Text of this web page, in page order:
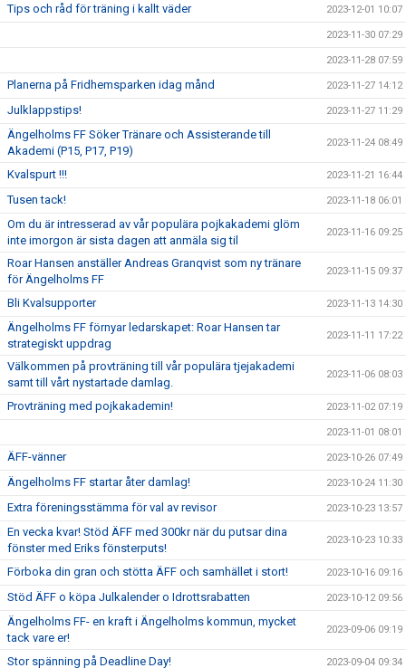
Tips och råd för träning i kallt väder 2023-12-01 10:07
2023-11-30 07:29
2023-11-28 07:59
Planerna på Fridhemsparken idag månd 2023-11-27 14:12
Julklappstips! 2023-11-27 11:29
Ängelholms FF Söker Tränare och Assisterande till
Akademi (P15, P17, P19)
2023-11-24 08:49
Kvalspurt !!! 2023-11-21 16:44
Tusen tack! 2023-11-18 06:01
Om du är intresserad av vår populära pojkakademi glöm
inte imorgon är sista dagen att anmäla sig til
2023-11-16 09:25
Roar Hansen anställer Andreas Granqvist som ny tränare
för Ängelholms FF
2023-11-15 09:37
Bli Kvalsupporter 2023-11-13 14:30
Ängelholms FF förnyar ledarskapet: Roar Hansen tar
strategiskt uppdrag
2023-11-11 17:22
Välkommen på provträning till vår populära tjejakademi
samt till vårt nystartade damlag.
2023-11-06 08:03
Provträning med pojkakademin! 2023-11-02 07:19
2023-11-01 08:01
ÄFF-vänner 2023-10-26 07:49
Ängelholms FF startar åter damlag! 2023-10-24 11:30
Extra föreningsstämma för val av revisor 2023-10-23 13:57
En vecka kvar! Stöd ÄFF med 300kr när du putsar dina
fönster med Eriks fönsterputs!
2023-10-23 10:33
Förboka din gran och stötta ÄFF och samhället i stort! 2023-10-16 09:16
Stöd ÄFF o köpa Julkalender o Idrottsrabatten 2023-10-12 09:56
Ängelholms FF- en kraft i Ängelholms kommun, mycket
tack vare er!
2023-09-06 09:19
Stor spänning på Deadline Day! 2023-09-04 09:34